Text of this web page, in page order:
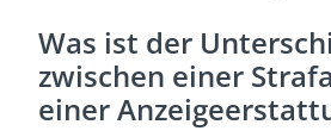
Was ist der
zwischen einer
einer